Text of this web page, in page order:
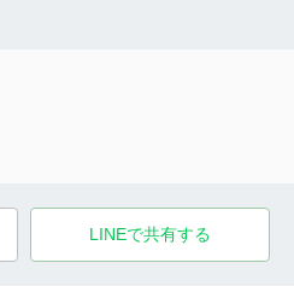
LINEで共有する